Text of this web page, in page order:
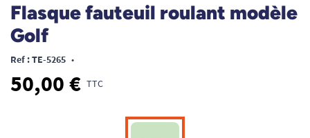
Flasque fauteuil roulant modèle
Golf
Ref : TE-5265 •
50,00 € TTC